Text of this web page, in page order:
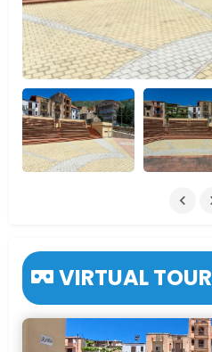
VIRTUAL TOUR